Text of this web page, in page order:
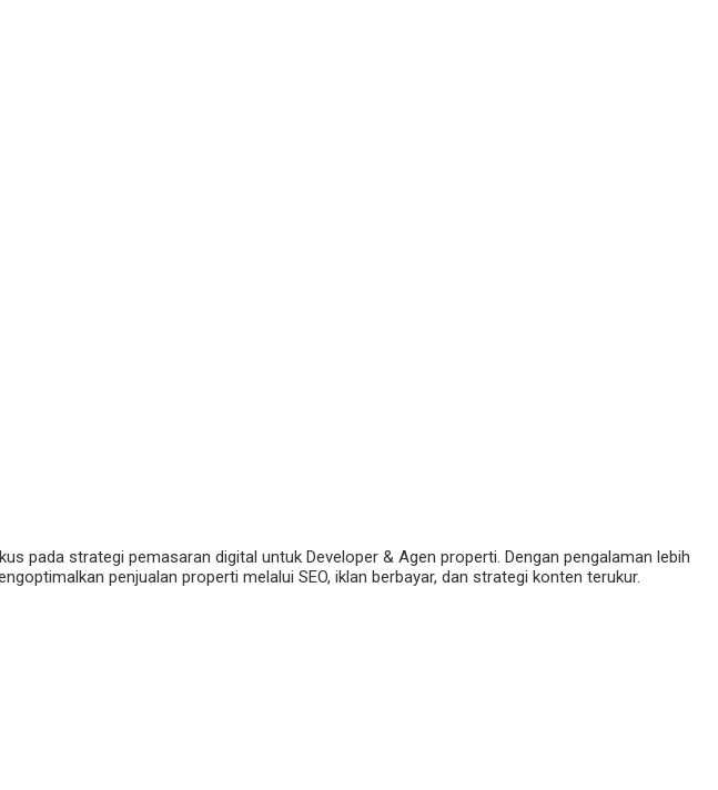
pada strategi pemasaran digital untuk Developer & Agen properti. Dengan pengalaman lebih
penjualan properti melalui SEO, iklan berbayar, dan strategi konten terukur.